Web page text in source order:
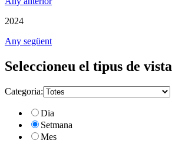
2024
Any següent
Seleccioneu el tipus de vista
Categoria:
Dia
Setmana
Mes